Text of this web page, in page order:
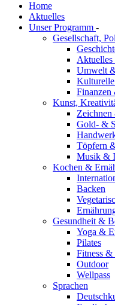
Home
Aktuelles
Unser Programm -
Gesellschaft,
Umwelt
Finanzen
Kunst,
Gold- &
Töpfern
Musik &
Kochen &
Backen
Gesundheit &
Yoga &
Pilates
Fitness
Outdoor
Wellpass
Sprachen